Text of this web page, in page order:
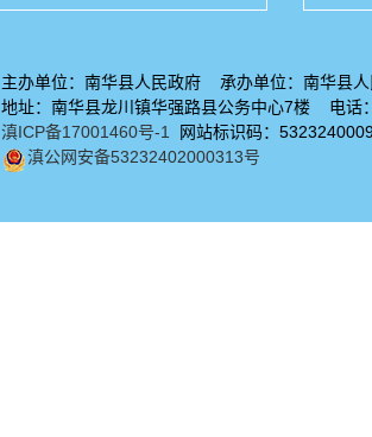
主办单位：南华县人民政府 承办单位：南华县人
地址：南华县龙川镇华强路县公务中心7楼 电
滇ICP备17001460号-1
网站标识码：
滇公网安备53232402000313号